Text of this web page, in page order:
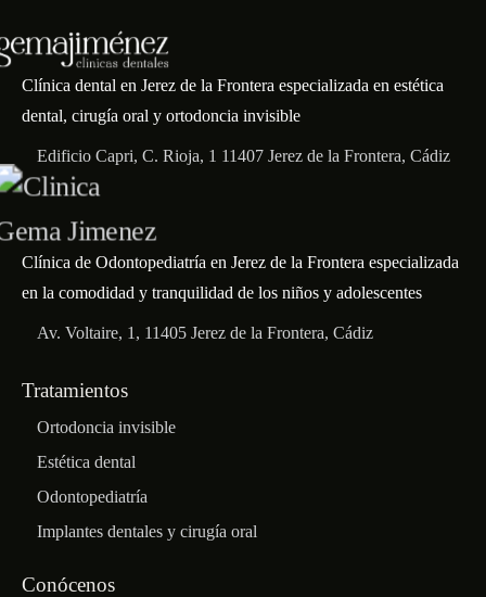
Clínica dental en Jerez de la Frontera especializada en estética
dental, cirugía oral y ortodoncia invisible
Edificio Capri, C. Rioja, 1 11407 Jerez de la Frontera, Cádiz
Clínica de Odontopediatría en Jerez de la Frontera especializada
en la comodidad y tranquilidad de los niños y adolescentes
Av. Voltaire, 1, 11405 Jerez de la Frontera, Cádiz
Tratamientos
Ortodoncia invisible
Estética dental
Odontopediatría
Implantes dentales y cirugía oral
Conócenos